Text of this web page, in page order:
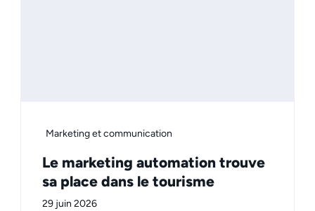
Marketing et communication
Le marketing automation trouve
sa place dans le tourisme
29 juin 2026